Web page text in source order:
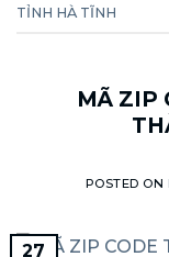
TỈNH HÀ TĨNH
MÃ ZIP
POSTED ON
27